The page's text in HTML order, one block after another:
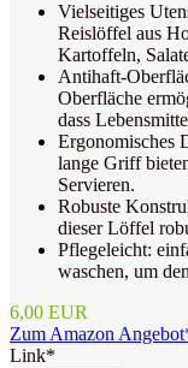
Vielseitiges
Reislöffel aus
Kartoffeln,
Antihaft-
Oberfläche
dass
Ergonomisches
lange Griff
Servieren.
Robuste
dieser Löffel
Pflegeleicht:
waschen, um
6,00 EUR
Zum Amazon
Link*